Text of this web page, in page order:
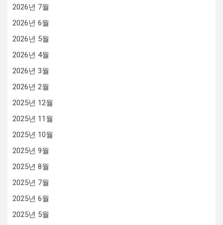
2026년 7월
2026년 6월
2026년 5월
2026년 4월
2026년 3월
2026년 2월
2025년 12월
2025년 11월
2025년 10월
2025년 9월
2025년 8월
2025년 7월
2025년 6월
2025년 5월